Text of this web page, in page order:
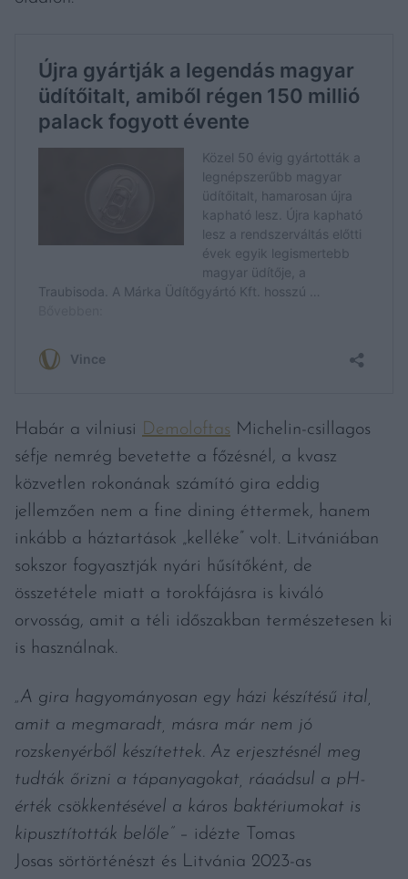
Habár a vilniusi Demoloftas Michelin-csillagos
séfje nemrég bevetette a főzésnél, a kvasz
közvetlen rokonának számító gira eddig
jellemzően nem a fine dining éttermek, hanem
inkább a háztartások „kelléke” volt. Litvániában
sokszor fogyasztják nyári hűsítőként, de
összetétele miatt a torokfájásra is kiváló
orvosság, amit a téli időszakban természetesen ki
is használnak.
„A gira hagyományosan egy házi készítésű ital,
amit a megmaradt, másra már nem jó
rozskenyérből készítettek. Az erjesztésnél meg
tudták őrizni a tápanyagokat, ráaádsul a pH-
érték csökkentésével a káros baktériumokat is
kipusztították belőle”
– idézte Tomas
Josas sörtörténészt és Litvánia 2023-as